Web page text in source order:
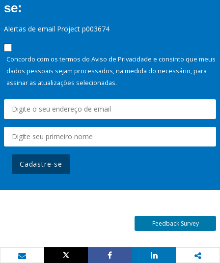
se:
Alertas de email Project p003674
Concordo com os termos do Aviso de Privacidade e consinto que meus
dados pessoais sejam processados, na medida do necessário, para
assinar as atualizações selecionadas.
Cadastre-se
Feedback Survey